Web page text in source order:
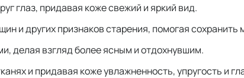
глаз, придавая коже свежий и яркий вид.
и других признаков старения, помогая сохранить
делая взгляд более ясным и отдохнувшим.
и придавая коже увлажненность, упругость и